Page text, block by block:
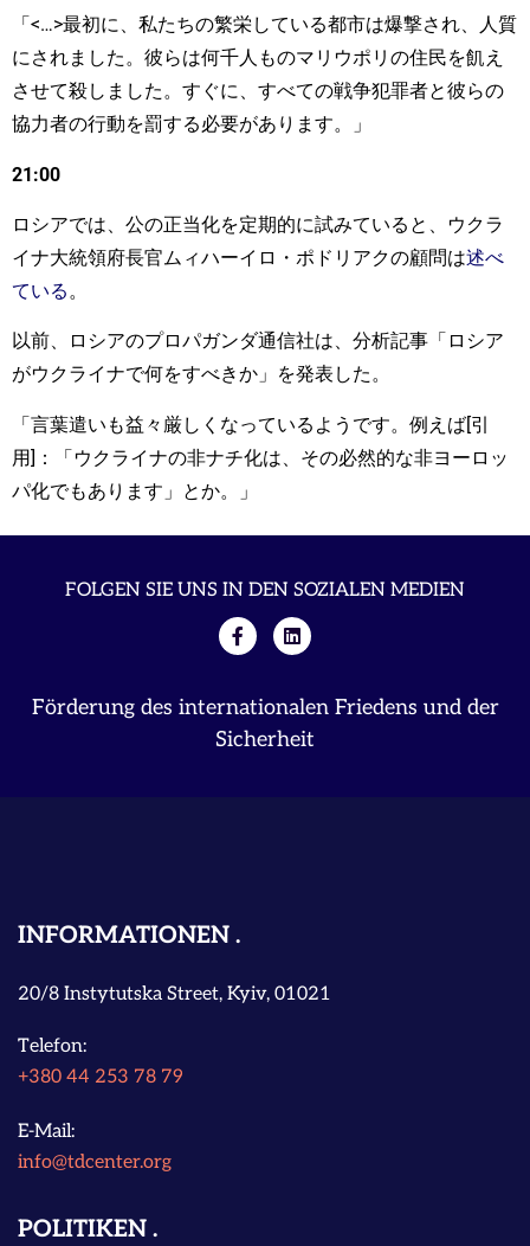
「<…>最初に、私たちの繁栄している都市は爆撃され、人質
にされました。彼らは何千人ものマリウポリの住民を飢え
させて殺しました。すぐに、すべての戦争犯罪者と彼らの
協力者の行動を罰する必要があります。」
21:00
ロシアでは、公の正当化を定期的に試みていると、ウクラ
イナ大統領府長官ムィハーイロ・ポドリアクの顧問は述べ
ている。
以前、ロシアのプロパガンダ通信社は、分析記事「ロシア
がウクライナで何をすべきか」を発表した。
「言葉遣いも益々厳しくなっているようです。例えば[引
用]：「ウクライナの非ナチ化は、その必然的な非ヨーロッ
パ化でもあります」とか。」
FOLGEN SIE UNS IN DEN SOZIALEN MEDIEN
Förderung des internationalen Friedens und der
Sicherheit
INFORMATIONEN
20/8 Instytutska Street, Kyiv, 01021
Telefon:
+380 44 253 78 79
E-Mail:
info@tdcenter.org
POLITIKEN